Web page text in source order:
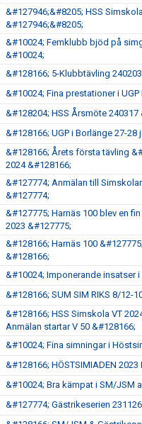
&#127946;&#8205; HSS
&#127946;&#8205;
&#10024; Femklubb bjöd på
&#10024;
&#128166; 5-Klubbtävling
&#10024; Fina prestationer i
&#128204; HSS Årsmöte 240317
&#128166; UGP i Borlänge 27-28
&#128166; Årets första tävling
2024 &#128166;
&#127774; Anmälan till
&#127774;
&#127775; Harnäs 100 blev en
2023 &#127775;
&#128166; Harnäs 100
&#128166;
&#10024; Imponerande insatser
&#128166; SUM SIM RIKS 8/12-
&#128166; HSS Simskola VT
Anmälan startar V 50 &#128166;
&#10024; Fina simningar i
&#128166; HÖSTSIMIADEN 2023
&#10024; Bra kämpat i SM/JSM
&#127774; Gästrikeserien